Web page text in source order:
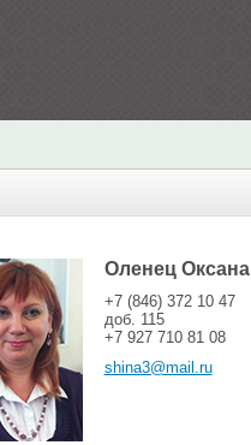
Оленец Оксана
+7 (846) 372 10 47
доб. 115
+7 927 710 81 08
shina3@mail.ru